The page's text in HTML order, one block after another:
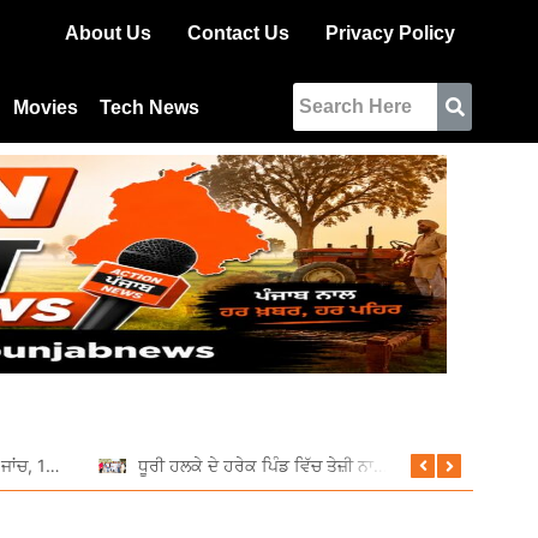
About Us Contact Us Privacy Policy
Movies Tech News
ਆਰਟੀਓ ਵੱਲੋਂ ਵਿਸ਼ੇਸ਼ ਰਾਤਰੀ ਜਾਂਚ, 11 ਵਾਹਨਾਂ ਦੇ ਕੱਟੇ ਚਲਾਨ